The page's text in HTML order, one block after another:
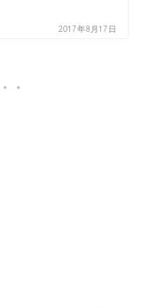
2017年8月17日